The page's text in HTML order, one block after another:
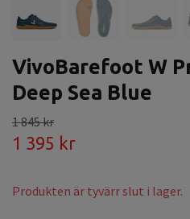
VivoBarefoot W
Deep Sea Blue
1 845 kr
1 395 kr
Produkten är tyvärr slut i lager.